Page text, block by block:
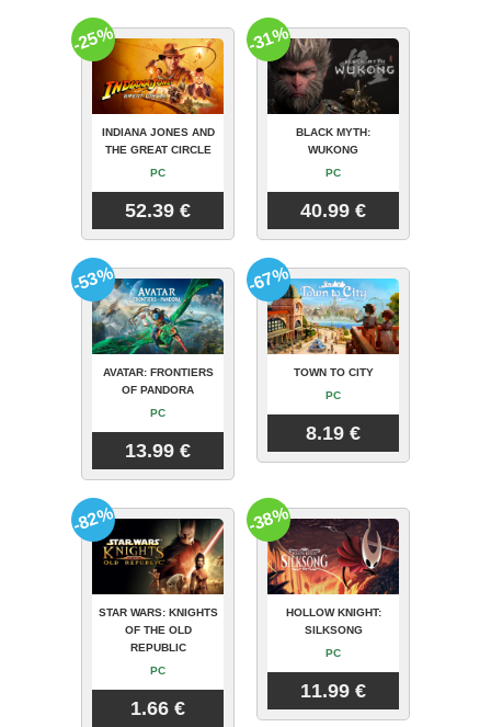
INDIANA JONES AND
THE GREAT CIRCLE
PC
52.39 €
-25%
BLACK MYTH:
WUKONG
PC
40.99 €
-31%
AVATAR: FRONTIERS
OF PANDORA
PC
13.99 €
-53%
TOWN TO CITY
PC
8.19 €
-67%
STAR WARS: KNIGHTS
OF THE OLD
REPUBLIC
PC
1.66 €
-82%
HOLLOW KNIGHT:
SILKSONG
PC
11.99 €
-38%